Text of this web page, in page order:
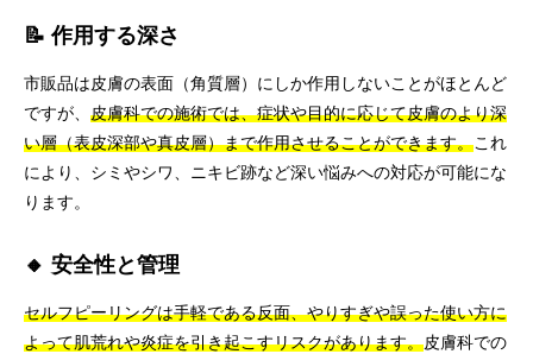
📝 作用する深さ
市販品は皮膚の表面（角質層）にしか作用しないことがほとんど
ですが、 皮膚科での施術では、症状や目的に応じて皮膚のより深
い層（表皮深部や真皮層）まで作用させることができます。これ
により、シミやシワ、ニキビ跡など深い悩みへの対応が可能にな
ります。
🔸 安全性と管理
セルフピーリングは手軽である反面、やりすぎや誤った使い方に
よって肌荒れや炎症を引き起こすリスクがあります。皮膚科での